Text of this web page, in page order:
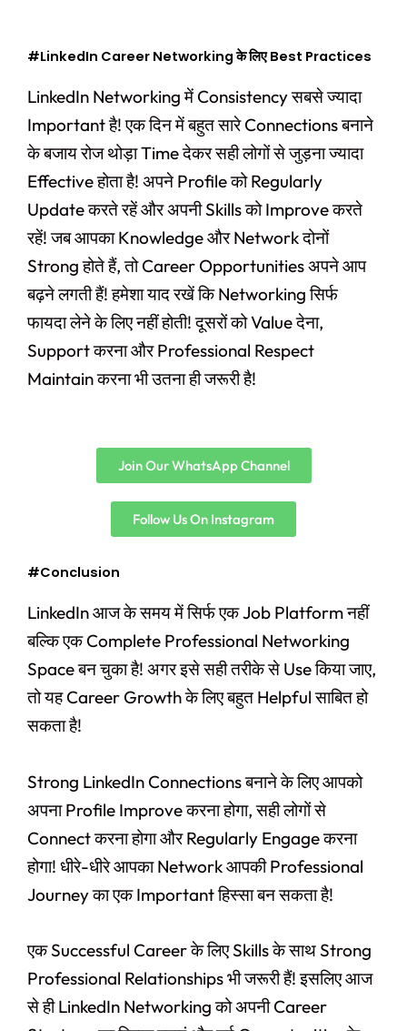
#LinkedIn Career Networking के लिए Best Practices
LinkedIn Networking में Consistency सबसे ज्यादा
Important है! एक दिन में बहुत सारे Connections बनाने
के बजाय रोज थोड़ा Time देकर सही लोगों से जुड़ना ज्यादा
Effective होता है! अपने Profile को Regularly
Update करते रहें और अपनी Skills को Improve करते
रहें! जब आपका Knowledge और Network दोनों
Strong होते हैं, तो Career Opportunities अपने आप
बढ़ने लगती हैं! हमेशा याद रखें कि Networking सिर्फ
फायदा लेने के लिए नहीं होती! दूसरों को Value देना,
Support करना और Professional Respect
Maintain करना भी उतना ही जरूरी है!
Join Our WhatsApp Channel
Follow Us On Instagram
#Conclusion
LinkedIn आज के समय में सिर्फ एक Job Platform नहीं
बल्कि एक Complete Professional Networking
Space बन चुका है! अगर इसे सही तरीके से Use किया जाए,
तो यह Career Growth के लिए बहुत Helpful साबित हो
सकता है!
Strong LinkedIn Connections बनाने के लिए आपको
अपना Profile Improve करना होगा, सही लोगों से
Connect करना होगा और Regularly Engage करना
होगा! धीरे-धीरे आपका Network आपकी Professional
Journey का एक Important हिस्सा बन सकता है!
एक Successful Career के लिए Skills के साथ Strong
Professional Relationships भी जरूरी हैं! इसलिए आज
से ही LinkedIn Networking को अपनी Career